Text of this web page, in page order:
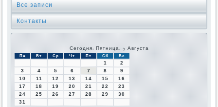
Все записи
Контакты
Сегодня: Пятница, 7 Августа
Пн Вт Ср Чт Пт Сб Вс
1
2
3
4 5 6 7 8
9
10
11 12 13 14 15
16
17
18 19 20 21 22
23
24
25 26 27 28 29
30
31